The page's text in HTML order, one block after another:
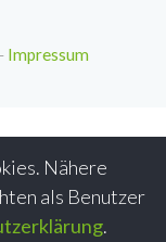
Nähere
als Benutzer
.
Impressum